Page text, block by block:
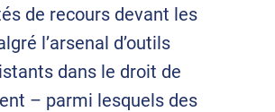
de recours devant les
l’arsenal d’outils
dans le droit de
– parmi lesquels des